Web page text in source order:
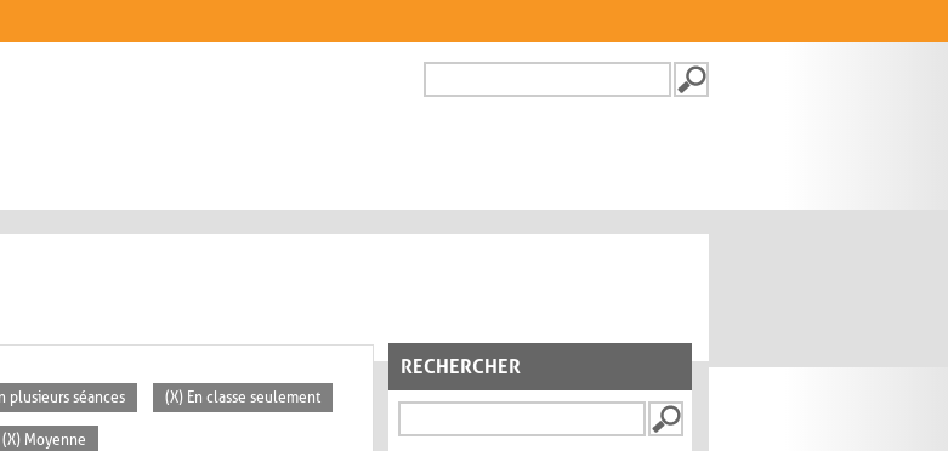
FORMULAIRE DE
RECHERCHER
plusieurs séances (X) En classe seulement
(X) Moyenne